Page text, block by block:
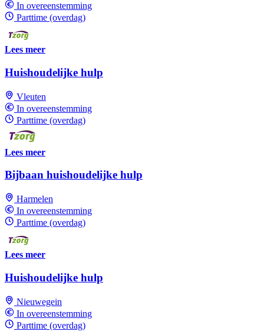
In overeenstemming
Parttime (overdag)
Lees meer
Huishoudelijke hulp
Vleuten
In overeenstemming
Parttime (overdag)
Lees meer
Bijbaan huishoudelijke hulp
Harmelen
In overeenstemming
Parttime (overdag)
Lees meer
Huishoudelijke hulp
Nieuwegein
In overeenstemming
Parttime (overdag)